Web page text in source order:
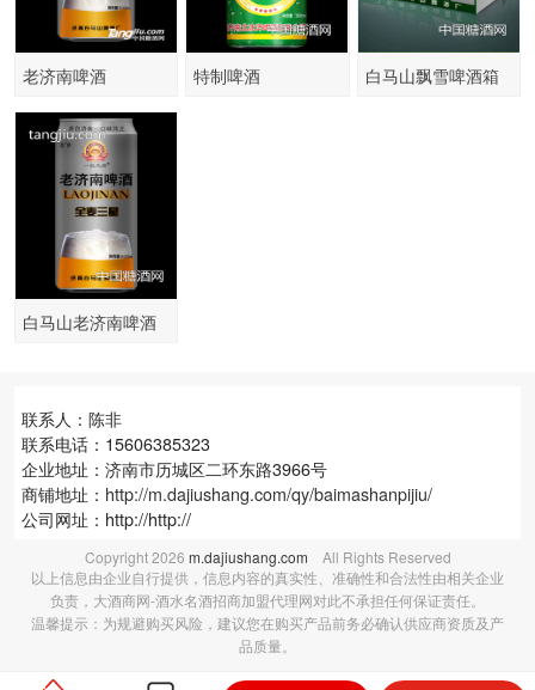
老济南啤酒 特制啤酒 白马山飘雪啤酒箱
白马山老济南啤酒
联系人：陈非
联系电话：15606385323
企业地址：济南市历城区二环东路3966号
商铺地址： http://m.dajiushang.com/qy/baimashanpijiu/
公司网址：http://http://
Copyright2026 m.dajiushang.com All Rights Reserved
以上信息由企业自行提供，信息内容的真实性、准确性和合法性由相关企业
负责，大酒商网-酒水名酒招商加盟代理网对此不承担任何保证责任。
温馨提示：为规避购买风险，建议您在购买产品前务必确认供应商资质及产
品质量。